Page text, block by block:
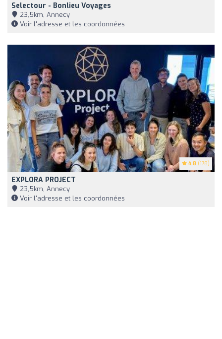
Selectour - Bonlieu Voyages
23,5km, Annecy
Voir l'adresse et les coordonnées
4.8 (178)
EXPLORA PROJECT
23,5km, Annecy
Voir l'adresse et les coordonnées